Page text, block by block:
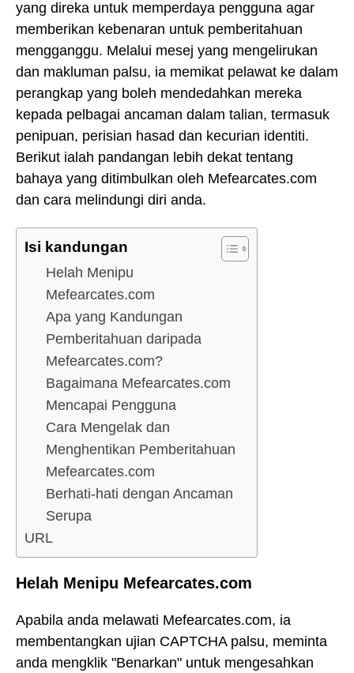
yang direka untuk memperdaya pengguna agar
memberikan kebenaran untuk pemberitahuan
mengganggu. Melalui mesej yang mengelirukan
dan makluman palsu, ia memikat pelawat ke dalam
perangkap yang boleh mendedahkan mereka
kepada pelbagai ancaman dalam talian, termasuk
penipuan, perisian hasad dan kecurian identiti.
Berikut ialah pandangan lebih dekat tentang
bahaya yang ditimbulkan oleh Mefearcates.com
dan cara melindungi diri anda.
Isi kandungan
Helah Menipu
Mefearcates.com
Apa yang Kandungan
Pemberitahuan daripada
Mefearcates.com?
Bagaimana Mefearcates.com
Mencapai Pengguna
Cara Mengelak dan
Menghentikan Pemberitahuan
Mefearcates.com
Berhati-hati dengan Ancaman
Serupa
URL
Helah Menipu Mefearcates.com
Apabila anda melawati Mefearcates.com, ia
membentangkan ujian CAPTCHA palsu, meminta
anda mengklik "Benarkan" untuk mengesahkan